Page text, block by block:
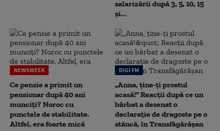
salarizării după 3, 5, 10, 15
și...
NEWSWEEK
Ce pensie a primit un
pensionar după 40 ani
munciți? Noroc cu
punctele de stabilitate.
Altfel, era foarte mică
DIGI FM
„Anna, ţine-ţi prostul
acasă!" Reacţii după ce un
bărbat a desenat o
declaraţie de dragoste pe o
stâncă, în Transfăgărăşan